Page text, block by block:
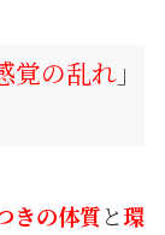
覚の乱れ」
きの体質と環